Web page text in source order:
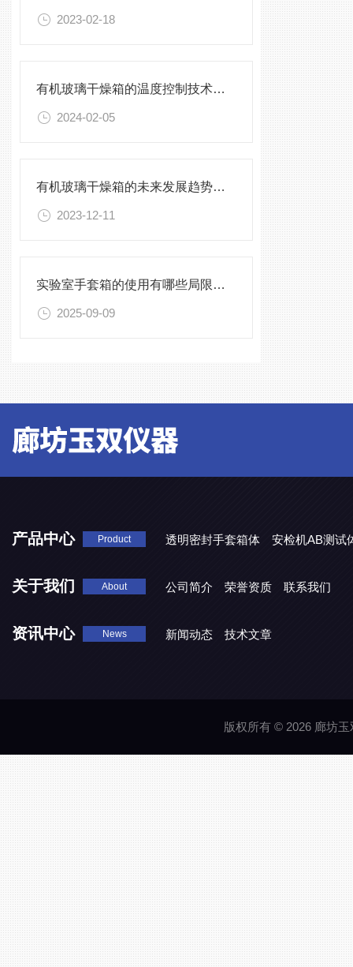
2023-02-18
有机玻璃干燥箱的温度控制技术及精度分析
2024-02-05
有机玻璃干燥箱的未来发展趋势与挑战
2023-12-11
实验室手套箱的使用有哪些局限性？
2025-09-09
产品中心 Product 透明密封手套箱体 安检机AB测试
关于我们 About 公司简介 荣誉资质 联系我们
资讯中心 News 新闻动态 技术文章
版权所有 © 2026 廊坊